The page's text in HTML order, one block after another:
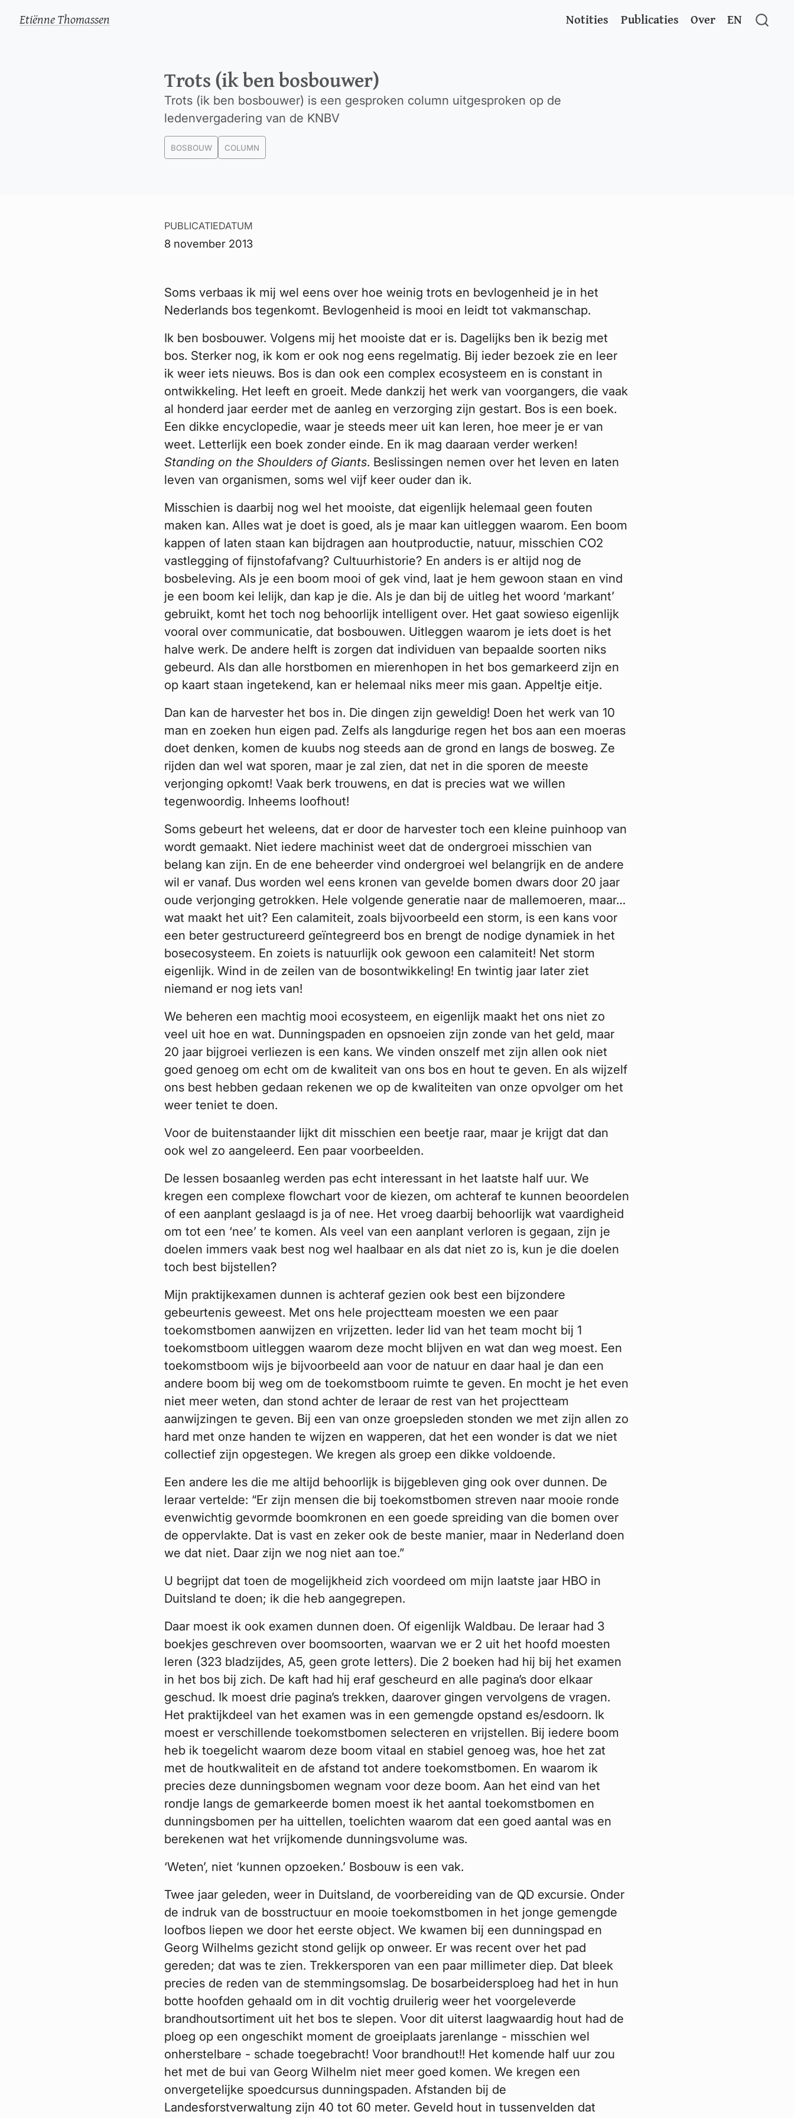
Etiënne Thomassen Notities Publicaties Over EN
Trots (ik ben bosbouwer)
Trots (ik ben bosbouwer) is een gesproken column uitgesproken op de
ledenvergadering van de KNBV
BOSBOUW COLUMN
PUBLICATIEDATUM
8 november 2013
Soms verbaas ik mij wel eens over hoe weinig trots en bevlogenheid je in het
Nederlands bos tegenkomt. Bevlogenheid is mooi en leidt tot vakmanschap.
Ik ben bosbouwer. Volgens mij het mooiste dat er is. Dagelijks ben ik bezig met
bos. Sterker nog, ik kom er ook nog eens regelmatig. Bij ieder bezoek zie en leer
ik weer iets nieuws. Bos is dan ook een complex ecosysteem en is constant in
ontwikkeling. Het leeft en groeit. Mede dankzij het werk van voorgangers, die vaak
al honderd jaar eerder met de aanleg en verzorging zijn gestart. Bos is een boek.
Een dikke encyclopedie, waar je steeds meer uit kan leren, hoe meer je er van
weet. Letterlijk een boek zonder einde. En ik mag daaraan verder werken!
Standing on the Shoulders of Giants. Beslissingen nemen over het leven en laten
leven van organismen, soms wel vijf keer ouder dan ik.
Misschien is daarbij nog wel het mooiste, dat eigenlijk helemaal geen fouten
maken kan. Alles wat je doet is goed, als je maar kan uitleggen waarom. Een boom
kappen of laten staan kan bijdragen aan houtproductie, natuur, misschien CO2
vastlegging of fijnstofafvang? Cultuurhistorie? En anders is er altijd nog de
bosbeleving. Als je een boom mooi of gek vind, laat je hem gewoon staan en vind
je een boom kei lelijk, dan kap je die. Als je dan bij de uitleg het woord ‘markant’
gebruikt, komt het toch nog behoorlijk intelligent over. Het gaat sowieso eigenlijk
vooral over communicatie, dat bosbouwen. Uitleggen waarom je iets doet is het
halve werk. De andere helft is zorgen dat individuen van bepaalde soorten niks
gebeurd. Als dan alle horstbomen en mierenhopen in het bos gemarkeerd zijn en
op kaart staan ingetekend, kan er helemaal niks meer mis gaan. Appeltje eitje.
Dan kan de harvester het bos in. Die dingen zijn geweldig! Doen het werk van 10
man en zoeken hun eigen pad. Zelfs als langdurige regen het bos aan een moeras
doet denken, komen de kuubs nog steeds aan de grond en langs de bosweg. Ze
rijden dan wel wat sporen, maar je zal zien, dat net in die sporen de meeste
verjonging opkomt! Vaak berk trouwens, en dat is precies wat we willen
tegenwoordig. Inheems loofhout!
Soms gebeurt het weleens, dat er door de harvester toch een kleine puinhoop van
wordt gemaakt. Niet iedere machinist weet dat de ondergroei misschien van
belang kan zijn. En de ene beheerder vind ondergroei wel belangrijk en de andere
wil er vanaf. Dus worden wel eens kronen van gevelde bomen dwars door 20 jaar
oude verjonging getrokken. Hele volgende generatie naar de mallemoeren, maar…
wat maakt het uit? Een calamiteit, zoals bijvoorbeeld een storm, is een kans voor
een beter gestructureerd geïntegreerd bos en brengt de nodige dynamiek in het
bosecosysteem. En zoiets is natuurlijk ook gewoon een calamiteit! Net storm
eigenlijk. Wind in de zeilen van de bosontwikkeling! En twintig jaar later ziet
niemand er nog iets van!
We beheren een machtig mooi ecosysteem, en eigenlijk maakt het ons niet zo
veel uit hoe en wat. Dunningspaden en opsnoeien zijn zonde van het geld, maar
20 jaar bijgroei verliezen is een kans. We vinden onszelf met zijn allen ook niet
goed genoeg om echt om de kwaliteit van ons bos en hout te geven. En als wijzelf
ons best hebben gedaan rekenen we op de kwaliteiten van onze opvolger om het
weer teniet te doen.
Voor de buitenstaander lijkt dit misschien een beetje raar, maar je krijgt dat dan
ook wel zo aangeleerd. Een paar voorbeelden.
De lessen bosaanleg werden pas echt interessant in het laatste half uur. We
kregen een complexe flowchart voor de kiezen, om achteraf te kunnen beoordelen
of een aanplant geslaagd is ja of nee. Het vroeg daarbij behoorlijk wat vaardigheid
om tot een ‘nee’ te komen. Als veel van een aanplant verloren is gegaan, zijn je
doelen immers vaak best nog wel haalbaar en als dat niet zo is, kun je die doelen
toch best bijstellen?
Mijn praktijkexamen dunnen is achteraf gezien ook best een bijzondere
gebeurtenis geweest. Met ons hele projectteam moesten we een paar
toekomstbomen aanwijzen en vrijzetten. Ieder lid van het team mocht bij 1
toekomstboom uitleggen waarom deze mocht blijven en wat dan weg moest. Een
toekomstboom wijs je bijvoorbeeld aan voor de natuur en daar haal je dan een
andere boom bij weg om de toekomstboom ruimte te geven. En mocht je het even
niet meer weten, dan stond achter de leraar de rest van het projectteam
aanwijzingen te geven. Bij een van onze groepsleden stonden we met zijn allen zo
hard met onze handen te wijzen en wapperen, dat het een wonder is dat we niet
collectief zijn opgestegen. We kregen als groep een dikke voldoende.
Een andere les die me altijd behoorlijk is bijgebleven ging ook over dunnen. De
leraar vertelde: “Er zijn mensen die bij toekomstbomen streven naar mooie ronde
evenwichtig gevormde boomkronen en een goede spreiding van die bomen over
de oppervlakte. Dat is vast en zeker ook de beste manier, maar in Nederland doen
we dat niet. Daar zijn we nog niet aan toe.”
U begrijpt dat toen de mogelijkheid zich voordeed om mijn laatste jaar HBO in
Duitsland te doen; ik die heb aangegrepen.
Daar moest ik ook examen dunnen doen. Of eigenlijk Waldbau. De leraar had 3
boekjes geschreven over boomsoorten, waarvan we er 2 uit het hoofd moesten
leren (323 bladzijdes, A5, geen grote letters). Die 2 boeken had hij bij het examen
in het bos bij zich. De kaft had hij eraf gescheurd en alle pagina’s door elkaar
geschud. Ik moest drie pagina’s trekken, daarover gingen vervolgens de vragen.
Het praktijkdeel van het examen was in een gemengde opstand es/esdoorn. Ik
moest er verschillende toekomstbomen selecteren en vrijstellen. Bij iedere boom
heb ik toegelicht waarom deze boom vitaal en stabiel genoeg was, hoe het zat
met de houtkwaliteit en de afstand tot andere toekomstbomen. En waarom ik
precies deze dunningsbomen wegnam voor deze boom. Aan het eind van het
rondje langs de gemarkeerde bomen moest ik het aantal toekomstbomen en
dunningsbomen per ha uittellen, toelichten waarom dat een goed aantal was en
berekenen wat het vrijkomende dunningsvolume was.
‘Weten’, niet ‘kunnen opzoeken.’ Bosbouw is een vak.
Twee jaar geleden, weer in Duitsland, de voorbereiding van de QD excursie. Onder
de indruk van de bosstructuur en mooie toekomstbomen in het jonge gemengde
loofbos liepen we door het eerste object. We kwamen bij een dunningspad en
Georg Wilhelms gezicht stond gelijk op onweer. Er was recent over het pad
gereden; dat was te zien. Trekkersporen van een paar millimeter diep. Dat bleek
precies de reden van de stemmingsomslag. De bosarbeidersploeg had het in hun
botte hoofden gehaald om in dit vochtig druilerig weer het voorgeleverde
brandhoutsortiment uit het bos te slepen. Voor dit uiterst laagwaardig hout had de
ploeg op een ongeschikt moment de groeiplaats jarenlange - misschien wel
onherstelbare - schade toegebracht! Voor brandhout!! Het komende half uur zou
het met de bui van Georg Wilhelm niet meer goed komen. We kregen een
onvergetelijke spoedcursus dunningspaden. Afstanden bij de
Landesforstverwaltung zijn 40 tot 60 meter. Geveld hout in tussenvelden dat